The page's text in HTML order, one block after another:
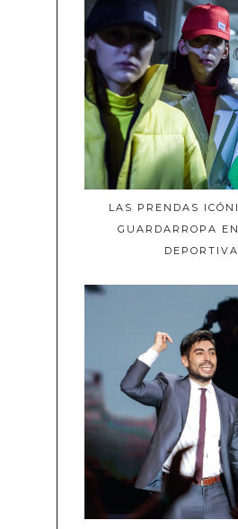
LAS PRENDAS
GUARDARROPA
DEPORTIVA